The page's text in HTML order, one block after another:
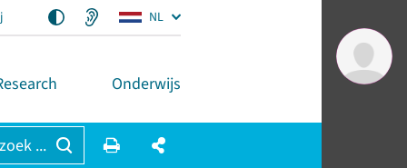
NL
Onderwijs
...